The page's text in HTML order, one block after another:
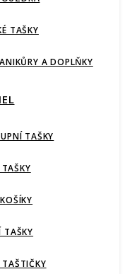
TAŠKY
A DOPLŇKY
TAŠKY
TAŠKY
TAŠTIČKY